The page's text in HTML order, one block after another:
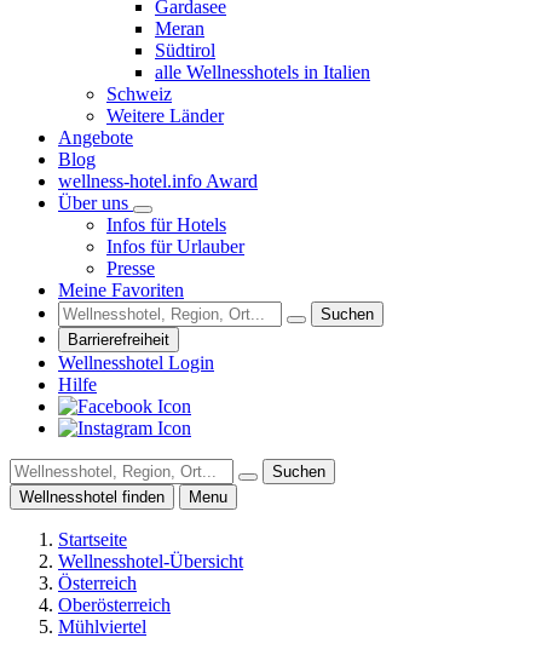
Gardasee
Meran
Südtirol
alle Wellnesshotels in Italien
Schweiz
Weitere Länder
Angebote
Blog
wellness-hotel.info Award
Über uns
Infos für Hotels
Infos für Urlauber
Presse
Meine Favoriten
Suchen
Barrierefreiheit
Wellnesshotel Login
Hilfe
Suchen
Wellnesshotel finden
Menu
Startseite
Wellnesshotel-Übersicht
Österreich
Oberösterreich
Mühlviertel